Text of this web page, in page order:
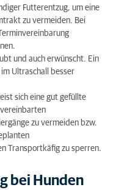
Futterentzug, um eine
zu vermeiden. Bei
und auch erwünscht. Ein
Ultraschall besser
sich eine gut gefüllte
zu vermeiden bzw.
Transportkäfig zu sperren.
bei Hunden